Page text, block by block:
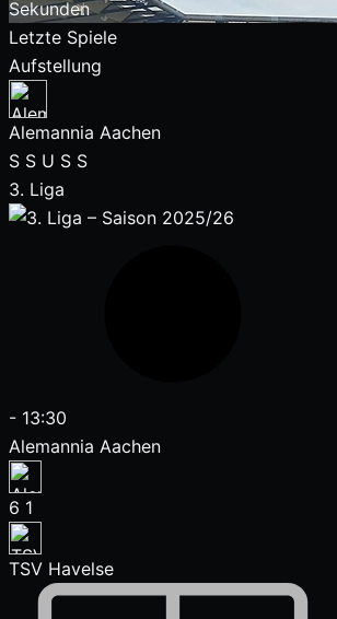
Sekunden
Letzte Spiele
Aufstellung
Alemannia Aachen
S S U S S
3. Liga
- 13:30
Alemannia Aachen
6 1
TSV Havelse